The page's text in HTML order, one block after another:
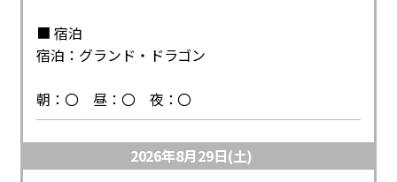
■ 宿泊
宿泊：グランド・ドラゴン
朝：〇 昼：〇 夜：〇
2026年8月29日(土)